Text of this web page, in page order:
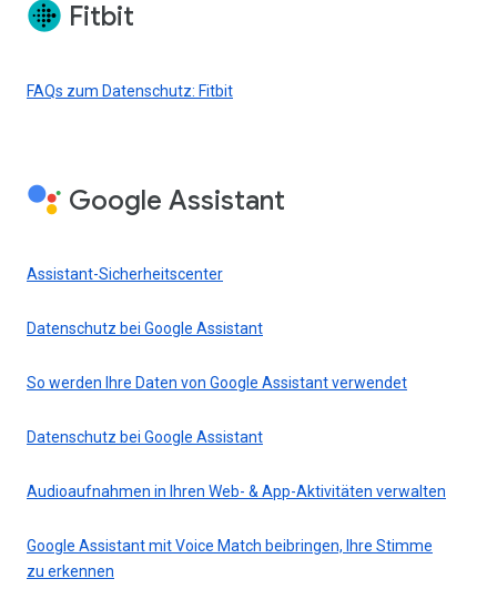
Fitbit
FAQs zum Datenschutz: Fitbit
Google Assistant
Assistant-Sicherheitscenter
Datenschutz bei Google Assistant
So werden Ihre Daten von Google Assistant verwendet
Datenschutz bei Google Assistant
Audioaufnahmen in Ihren Web- & App-Aktivitäten verwalten
Google Assistant mit Voice Match beibringen, Ihre Stimme
zu erkennen